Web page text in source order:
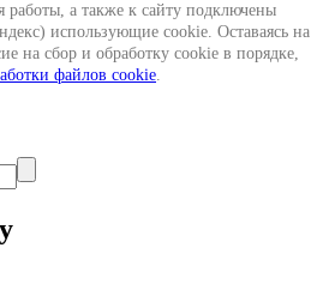
работы, а также к сайту подключены
использующие cookie. Оставаясь на
на сбор и обработку cookie в порядке,
файлов cookie.